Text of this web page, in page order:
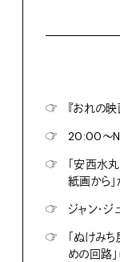
☞
『おれの
☞
20:00〜
☞
「安西水
紙画から」
☞
ジャン・ジ
☞
「ぬけみ
めの回路」